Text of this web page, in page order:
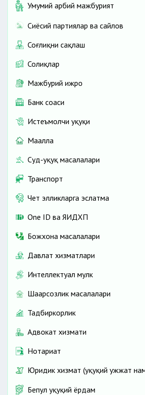
Умумий ҳарбий мажбурият
Сиёсий партиялар ва сайлов
Соғлиқни сақлаш
Солиқлар
Мажбурий ижро
Банк соҳаси
Истеъмолчи ҳуқуқи
Маҳалла
Суд-ҳуқуқ масалалари
Транспорт
Чет элликларга эслатма
One ID ва ЯИДХП
Божхона масалалари
Давлат хизматлари
Интеллектуал мулк
Шаҳарсозлик масалалари
Тадбиркорлик
Адвокат хизмати
Нотариат
Юридик хизмат (ҳуқуқий ҳужжат
Бепул ҳуқуқий ёрдам